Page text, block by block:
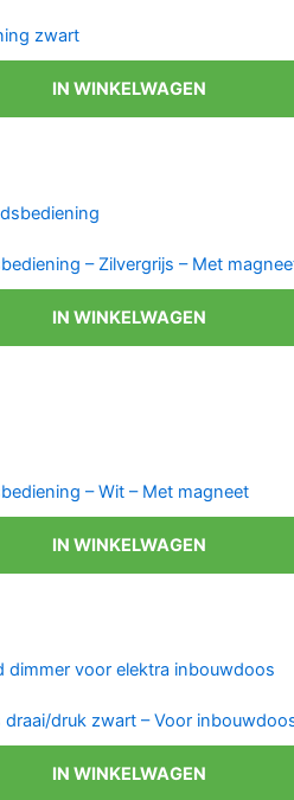
zwart
IN WINKELWAGEN
– Zilvergrijs – Met
IN WINKELWAGEN
– Wit – Met magneet
IN WINKELWAGEN
druk zwart – Voor
IN WINKELWAGEN